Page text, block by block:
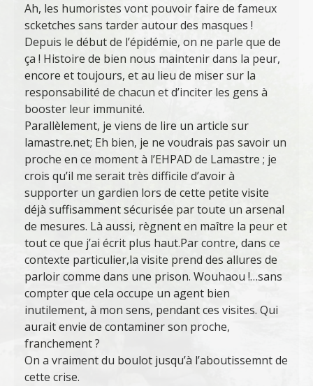
Ah, les humoristes vont pouvoir faire de fameux
scketches sans tarder autour des masques !
Depuis le début de l’épidémie, on ne parle que de
ça ! Histoire de bien nous maintenir dans la peur,
encore et toujours, et au lieu de miser sur la
responsabilité de chacun et d’inciter les gens à
booster leur immunité.
Parallèlement, je viens de lire un article sur
lamastre.net; Eh bien, je ne voudrais pas savoir un
proche en ce moment à l’EHPAD de Lamastre ; je
crois qu’il me serait très difficile d’avoir à
supporter un gardien lors de cette petite visite
déjà suffisamment sécurisée par toute un arsenal
de mesures. Là aussi, règnent en maître la peur et
tout ce que j’ai écrit plus haut.Par contre, dans ce
contexte particulier,la visite prend des allures de
parloir comme dans une prison. Wouhaou !…sans
compter que cela occupe un agent bien
inutilement, à mon sens, pendant ces visites. Qui
aurait envie de contaminer son proche,
franchement ?
On a vraiment du boulot jusqu’à l’aboutissemnt de
cette crise.